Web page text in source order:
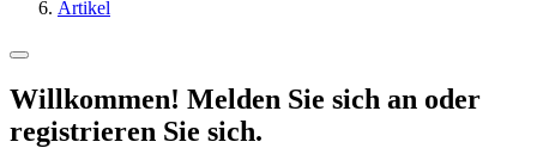
Artikel
Willkommen! Melden Sie sich an oder
registrieren Sie sich.